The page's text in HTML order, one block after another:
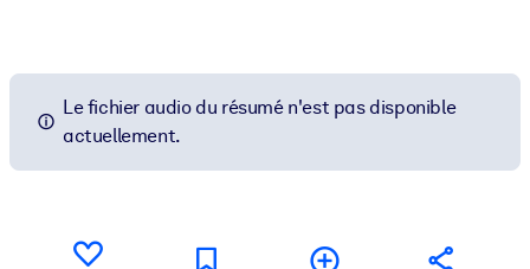
Le fichier audio du résumé n'est pas disponible
actuellement.